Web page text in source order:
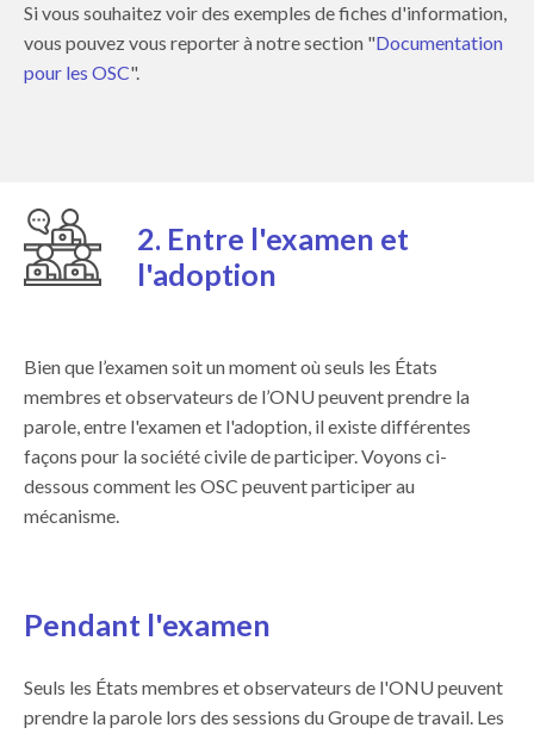
Si vous souhaitez voir des exemples de fiches d'information,
vous pouvez vous reporter à notre section "Documentation
pour les OSC".
2. Entre l'examen et
l'adoption
Bien que l’examen soit un moment où seuls les États
membres et observateurs de l’ONU peuvent prendre la
parole, entre l'examen et l'adoption, il existe différentes
façons pour la société civile de participer. Voyons ci-
dessous comment les OSC peuvent participer au
mécanisme.
Pendant l'examen
Seuls les États membres et observateurs de l'ONU peuvent
prendre la parole lors des sessions du Groupe de travail. Les